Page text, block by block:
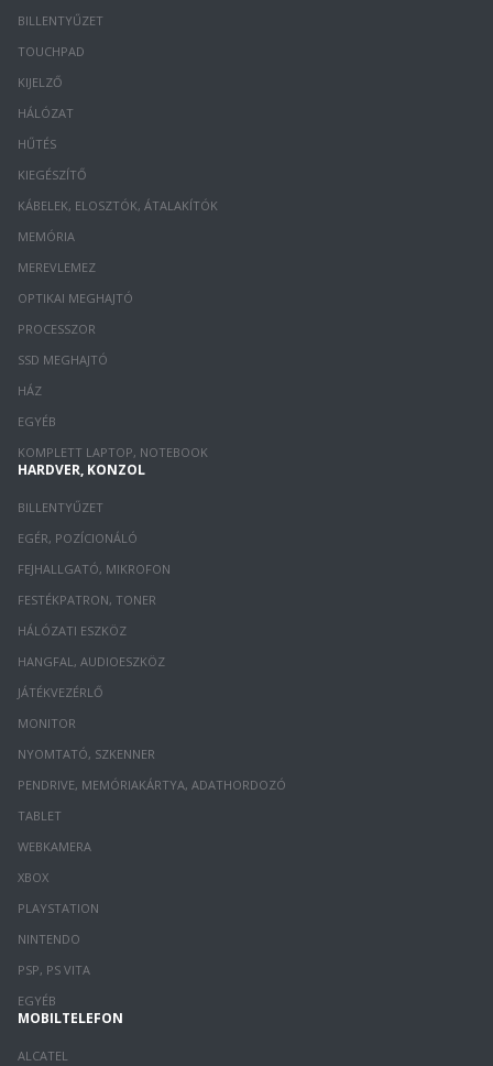
BILLENTYŰZET
TOUCHPAD
KIJELZŐ
HÁLÓZAT
HŰTÉS
KIEGÉSZÍTŐ
KÁBELEK, ELOSZTÓK, ÁTALAKÍTÓK
MEMÓRIA
MEREVLEMEZ
OPTIKAI MEGHAJTÓ
PROCESSZOR
SSD MEGHAJTÓ
HÁZ
EGYÉB
KOMPLETT LAPTOP, NOTEBOOK
HARDVER, KONZOL
BILLENTYŰZET
EGÉR, POZÍCIONÁLÓ
FEJHALLGATÓ, MIKROFON
FESTÉKPATRON, TONER
HÁLÓZATI ESZKÖZ
HANGFAL, AUDIOESZKÖZ
JÁTÉKVEZÉRLŐ
MONITOR
NYOMTATÓ, SZKENNER
PENDRIVE, MEMÓRIAKÁRTYA, ADATHORDOZÓ
TABLET
WEBKAMERA
XBOX
PLAYSTATION
NINTENDO
PSP, PS VITA
EGYÉB
MOBILTELEFON
ALCATEL